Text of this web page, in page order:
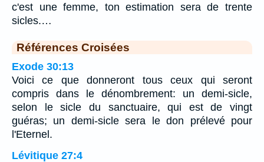
c'est une femme, ton estimation sera de trente
sicles.…
Références Croisées
Exode 30:13
Voici ce que donneront tous ceux qui seront
compris dans le dénombrement: un demi-sicle,
selon le sicle du sanctuaire, qui est de vingt
guéras; un demi-sicle sera le don prélevé pour
l'Eternel.
Lévitique 27:4